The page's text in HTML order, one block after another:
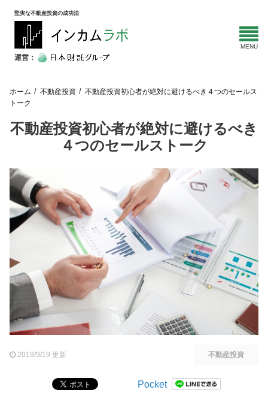
堅実な不動産投資の成功法
運営：
ホーム 不動産投資
不動産投資初心者が絶対に避けるべき４つのセールス
トーク
不動産投資初心者が絶対に避けるべき
４つのセールストーク
2019/9/19 更新 不動産投資
Pocket